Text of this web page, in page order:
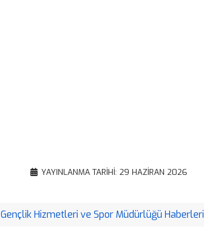
Translate
Copy
YAYINLANMA TARIHI: 29 HAZIRAN 2026
Gençlik Hizmetleri ve Spor Müdürlüğü Haberleri